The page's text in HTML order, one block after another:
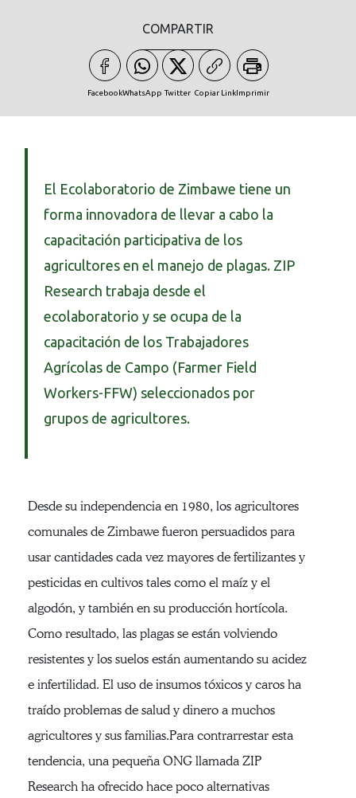
COMPARTIR
FacebookWhatsApp Twitter Copiar LinkImprimir
El Ecolaboratorio de Zimbawe tiene un
forma innovadora de llevar a cabo la
capacitación participativa de los
agricultores en el manejo de plagas. ZIP
Research trabaja desde el
ecolaboratorio y se ocupa de la
capacitación de los Trabajadores
Agrícolas de Campo (Farmer Field
Workers-FFW) seleccionados por
grupos de agricultores.
Desde su independencia en 1980, los agricultores
comunales de Zimbawe fueron persuadidos para
usar cantidades cada vez mayores de fertilizantes y
pesticidas en cultivos tales como el maíz y el
algodón, y también en su producción hortícola.
Como resultado, las plagas se están volviendo
resistentes y los suelos están aumentando su acidez
e infertilidad. El uso de insumos tóxicos y caros ha
traído problemas de salud y dinero a muchos
agricultores y sus familias.Para contrarrestar esta
tendencia, una pequeña ONG llamada ZIP
Research ha ofrecido hace poco alternativas